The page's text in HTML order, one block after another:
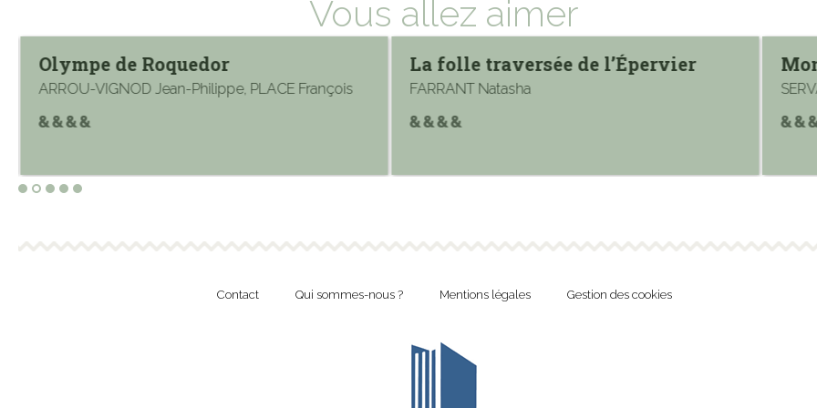
Vous allez aimer
Olympe de Roquedor
ARROU-VIGNOD Jean-Philippe, PLACE François
La folle traversée de l’Épervier
FARRANT Natasha
Contact Qui sommes-nous ? Mentions légales Gestion des cookies